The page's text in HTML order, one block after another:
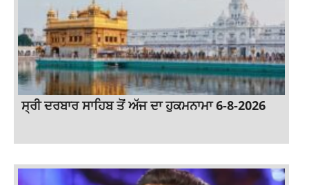
ਸ੍ਰੀ ਦਰਬਾਰ ਸਾਹਿਬ ਤੋਂ ਅੱਜ ਦਾ ਹੁਕਮਨਾਮਾ 6-8-2026